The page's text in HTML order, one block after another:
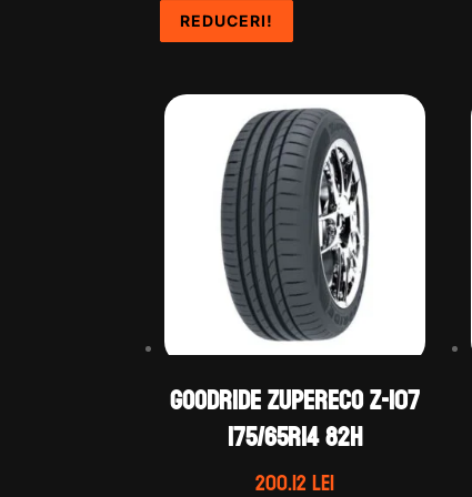
GOODRIDE ZUPERECO Z-107
175/65R14 82H
200.12lei
REDUCERI!
REDUCERI!
REDUCERI!